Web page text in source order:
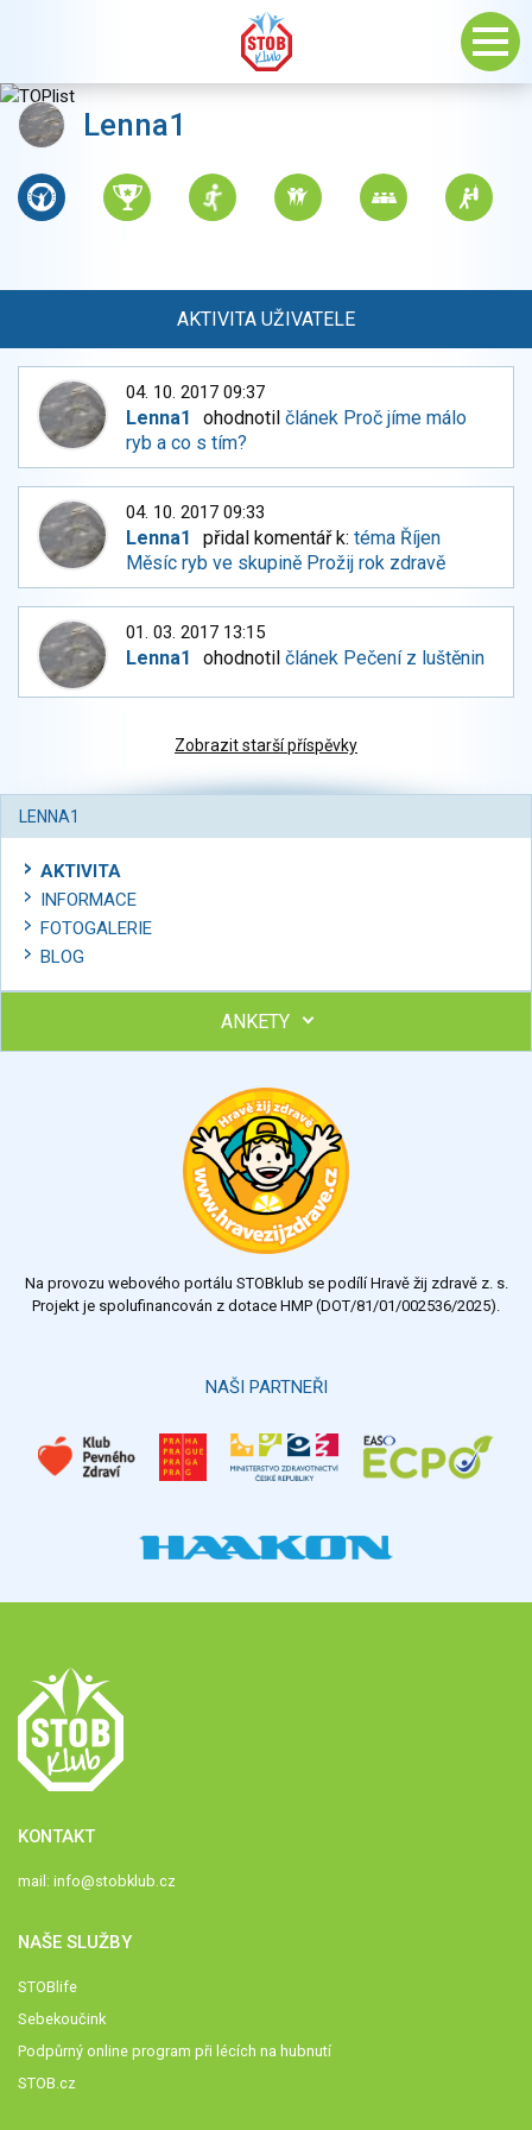
Lenna1
AKTIVITA UŽIVATELE
04. 10. 2017 09:37
Lenna1 ohodnotilčlánek Proč jíme málo
ryb a co s tím?
04. 10. 2017 09:33
Lenna1 přidal komentář k:téma Říjen
Měsíc ryb ve skupině Prožij rok zdravě
01. 03. 2017 13:15
Lenna1 ohodnotilčlánek Pečení z luštěnin
Zobrazit starší příspěvky
LENNA1
AKTIVITA
INFORMACE
FOTOGALERIE
BLOG
ANKETY
Výsledky Všechny ankety
Na provozu webového portálu STOBklub se podílí Hravě žij zdravě z. s.
Projekt je spolufinancován z dotace HMP (DOT/81/01/002536/2025).
NAŠI PARTNEŘI
KONTAKT
mail: info@stobklub.cz
NAŠE SLUŽBY
STOBlife
Sebekoučink
Podpůrný online program při lécích na hubnutí
STOB.cz